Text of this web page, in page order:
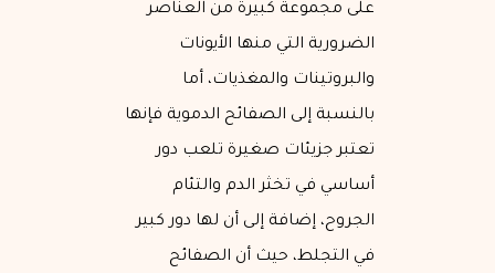
على مجموعة كبيرة من العناصر
الضرورية التي منها الأيونات
والبروتينات والمغذيات، أما
بالنسبة إلى الصفائح الدموية فإنها
تعتبر جزيئات صغيرة تلعب دور
أساسي في تخثر الدم والتئام
الجروح، إضافة إلى أن لها دور كبير
في التجلط، حيث أن الصفائح